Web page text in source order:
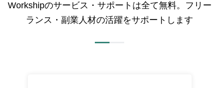
Workshipのサービス・サポートは全て無料。フリー
ランス・副業人材の活躍をサポートします